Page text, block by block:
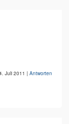
Juli 2011 | Antworten